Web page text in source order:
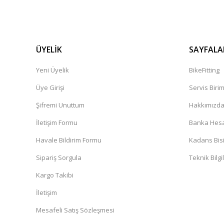
ÜYELİK
Yeni Üyelik
Üye Girişi
Şifremi Unuttum
İletişim Formu
Havale Bildirim Formu
Sipariş Sorgula
Kargo Takibi
İletişim
Mesafeli Satış Sözleşmesi
BikeFitting
Servis
Hakkımızda
Banka
Kadans
Teknik